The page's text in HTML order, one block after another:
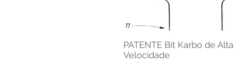
PATENTE Bit Karbo de Alta
Velocidade